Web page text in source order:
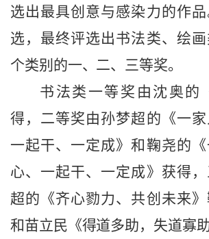
选出最具创意与感染力的作
选，最终评选出书法类、绘
个类别的一、二、三等奖。
书法类一等奖由沈奥的
得，二等奖由孙梦超的《一家
一起干、一定成》和鞠尧的
心、一起干、一定成》获得
超的《齐心勠力、共创未来
和苗立民《得道多助，失道寡助